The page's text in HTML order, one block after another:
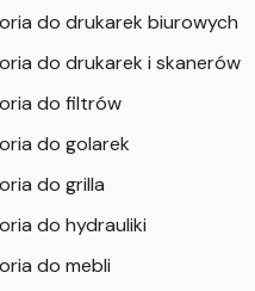
do drukarek biurowych
do drukarek i skanerów
do filtrów
do golarek
do grilla
do hydrauliki
do mebli